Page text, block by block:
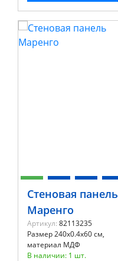
Стеновая панель
Маренго
Артикул: 82113235
Размер 240x0.4x60 см,
материал МДФ
В наличии: 1 шт.